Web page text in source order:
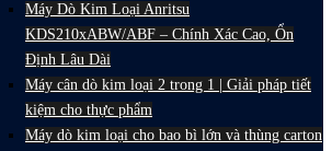
Máy Dò Kim Loại Anritsu
KDS210xABW/ABF – Chính Xác Cao, Ổn
Định Lâu Dài
Máy cân dò kim loại 2 trong 1 | Giải pháp tiết
kiệm cho thực phẩm
Máy dò kim loại cho bao bì lớn và thùng carton